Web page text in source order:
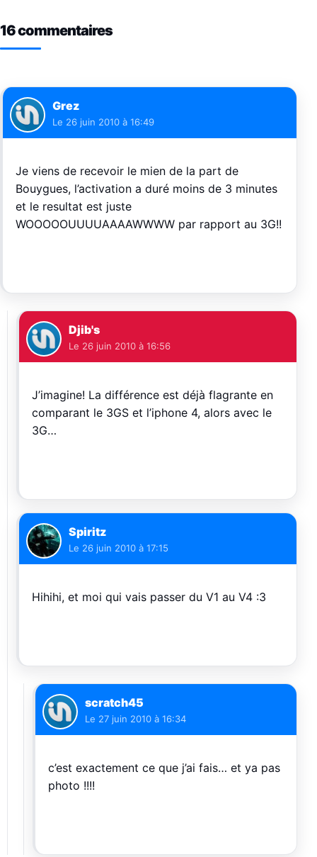
16 commentaires
Grez
Le 26 juin 2010 à 16:49
Je viens de recevoir le mien de la part de
Bouygues, l’activation a duré moins de 3 minutes
et le resultat est juste
WOOOOOUUUUAAAAWWWW par rapport au 3G!!
Djib's
Le 26 juin 2010 à 16:56
J’imagine! La différence est déjà flagrante en
comparant le 3GS et l’iphone 4, alors avec le
3G…
Spiritz
Le 26 juin 2010 à 17:15
Hihihi, et moi qui vais passer du V1 au V4 :3
scratch45
Le 27 juin 2010 à 16:34
c’est exactement ce que j’ai fais… et ya pas
photo !!!!